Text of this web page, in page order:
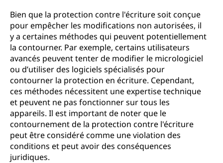
Bien que la protection contre l'écriture soit conçue
pour empêcher les modifications non autorisées, il
y a certaines méthodes qui peuvent potentiellement
la contourner. Par exemple, certains utilisateurs
avancés peuvent tenter de modifier le micrologiciel
ou d’utiliser des logiciels spécialisés pour
contourner la protection en écriture. Cependant,
ces méthodes nécessitent une expertise technique
et peuvent ne pas fonctionner sur tous les
appareils. Il est important de noter que le
contournement de la protection contre l'écriture
peut être considéré comme une violation des
conditions et peut avoir des conséquences
juridiques.